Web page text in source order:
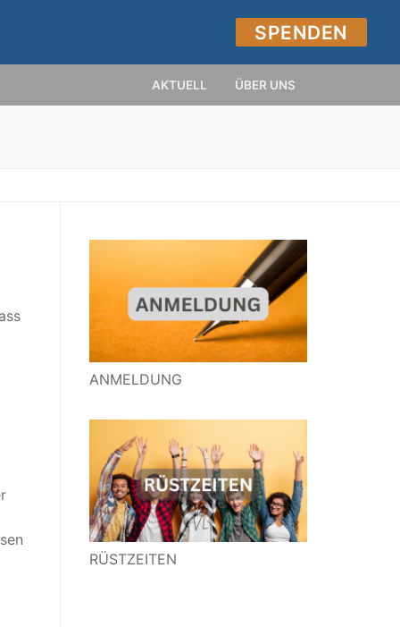
SPENDEN
AKTUELL ÜBER UNS
ANMELDUNG
RÜSTZEITEN